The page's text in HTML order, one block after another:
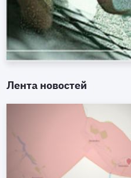
Лента новостей